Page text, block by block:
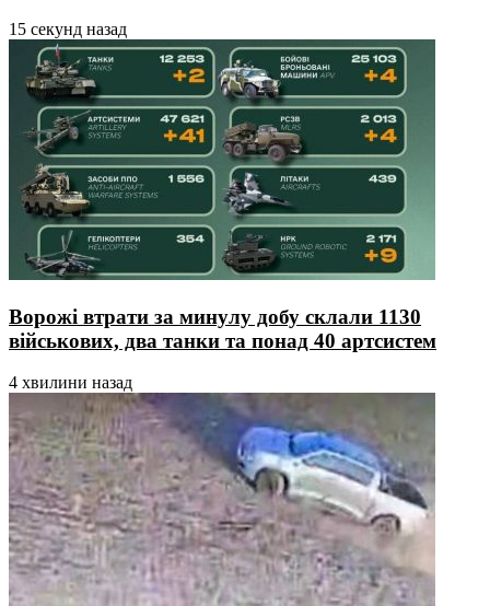
15 секунд назад
Ворожі втрати за минулу добу склали 1130
військових, два танки та понад 40 артсистем
4 хвилини назад